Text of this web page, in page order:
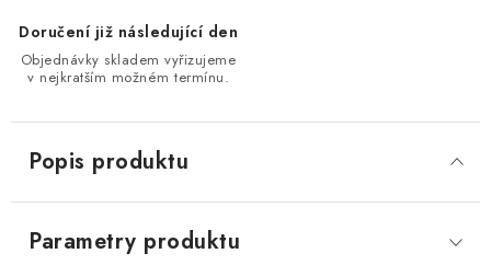
Doručení již následující den
Objednávky skladem vyřizujeme
v nejkratším možném termínu.
Popis produktu
Parametry produktu